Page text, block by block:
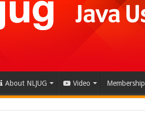
About NLJUG Video Membership